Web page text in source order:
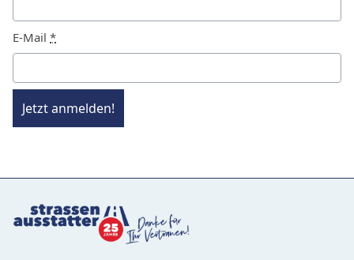
E-Mail *
Jetzt anmelden!